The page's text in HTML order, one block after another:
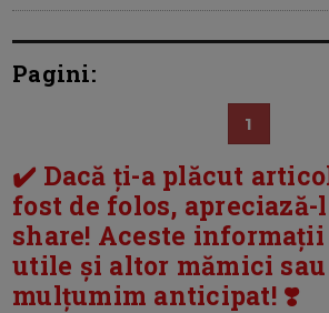
Pagini:
1
✔️ Dacă ți-a plăcut
fost de folos,
share! Aceste
utile și altor mămici
mulțumim anticipat! ❣️